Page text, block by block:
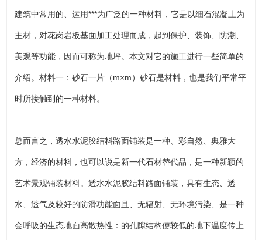
建筑中常用的、运用***为广泛的一种材料，它是以细石混凝土为
主材，对花岗岩板基面加工处理而成，起到保护、装饰、防潮、
美观等功能，因而可称为地坪。本文对它的施工进行一些简单的
介绍。材料一：砂石一片（m×m）砂石是材料，也是我们平常平
时所接触到的一种材料。
总而言之，透水水泥胶结料路面铺装是一种、彩自然、典雅大
方，经济的材料，也可以说是新一代石材替代品，是一种新颖的
艺术景观铺装材料。透水水泥胶结料路面铺装，具有生态、透
水、透气及较好的防滑功能面且、无辐射、无环境污染、是一种
会呼吸的生态地面高散热性：的孔隙结构使较低的地下温度传上